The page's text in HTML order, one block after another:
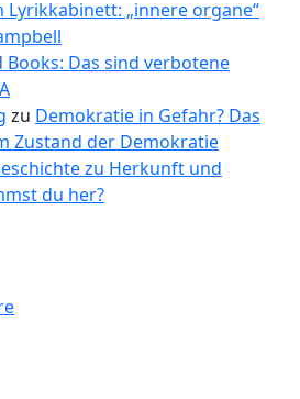
Lyrikkabinett: „innere organe“
Books: Das sind verbotene
zu Demokratie in Gefahr? Das
Zustand der Demokratie
zu Herkunft und
du her?